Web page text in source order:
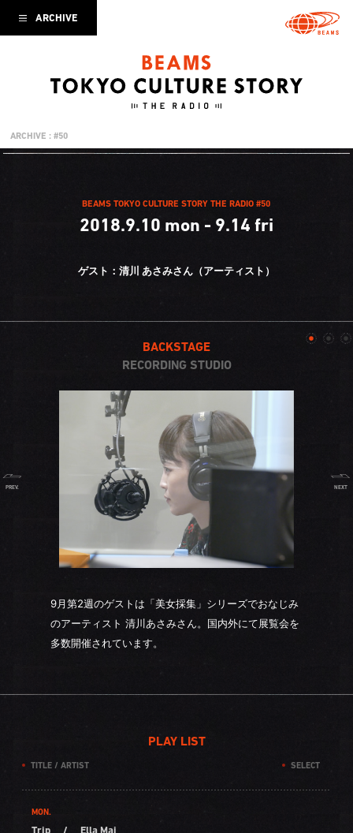
ARCHIVE
ARCHIVE : #50
BEAMS TOKYO CULTURE STORY THE RADIO #50
2018.9.10 mon - 9.14 fri
ゲスト：清川 あさみさん（アーティスト）
BACKSTAGE
RECORDING STUDIO
9月第2週のゲストは「美女採集」シリーズでおなじみ
のアーティスト 清川あさみさん。国内外にて展覧会を
多数開催されています。
PREV. NEXT
PLAY LIST
TITLE / ARTIST SELECT
MON.
Trip / Ella Mai